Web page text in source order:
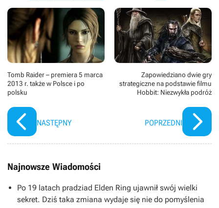
Tomb Raider – premiera 5 marca
2013 r. także w Polsce i po
polsku
NASTĘPNY
Zapowiedziano dwie gry
strategiczne na podstawie filmu
Hobbit: Niezwykła podróż
POPRZEDNI
Najnowsze Wiadomości
Po 19 latach pradziad Elden Ring ujawnił swój wielki
sekret. Dziś taka zmiana wydaje się nie do pomyślenia